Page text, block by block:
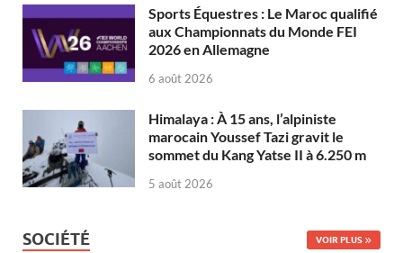
Sports Équestres : Le Maroc qualifié
aux Championnats du Monde FEI
2026 en Allemagne
6 août 2026
Himalaya : À 15 ans, l’alpiniste
marocain Youssef Tazi gravit le
sommet du Kang Yatse II à 6.250 m
5 août 2026
SOCIÉTÉ VOIR PLUS